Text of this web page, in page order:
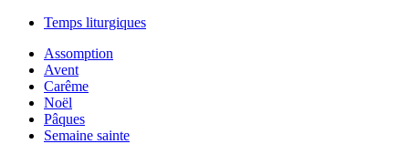
Temps liturgiques
Assomption
Avent
Carême
Noël
Pâques
Semaine sainte